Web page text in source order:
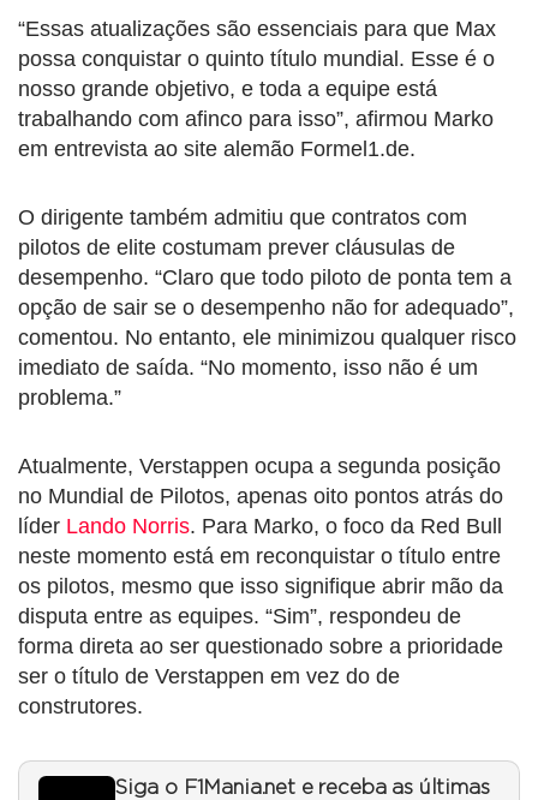
“Essas atualizações são essenciais para que Max
possa conquistar o quinto título mundial. Esse é o
nosso grande objetivo, e toda a equipe está
trabalhando com afinco para isso”, afirmou Marko
em entrevista ao site alemão Formel1.de.
O dirigente também admitiu que contratos com
pilotos de elite costumam prever cláusulas de
desempenho. “Claro que todo piloto de ponta tem a
opção de sair se o desempenho não for adequado”,
comentou. No entanto, ele minimizou qualquer risco
imediato de saída. “No momento, isso não é um
problema.”
Atualmente, Verstappen ocupa a segunda posição
no Mundial de Pilotos, apenas oito pontos atrás do
líder Lando Norris. Para Marko, o foco da Red Bull
neste momento está em reconquistar o título entre
os pilotos, mesmo que isso signifique abrir mão da
disputa entre as equipes. “Sim”, respondeu de
forma direta ao ser questionado sobre a prioridade
ser o título de Verstappen em vez do de
construtores.
Siga o F1Mania.net e receba as últimas